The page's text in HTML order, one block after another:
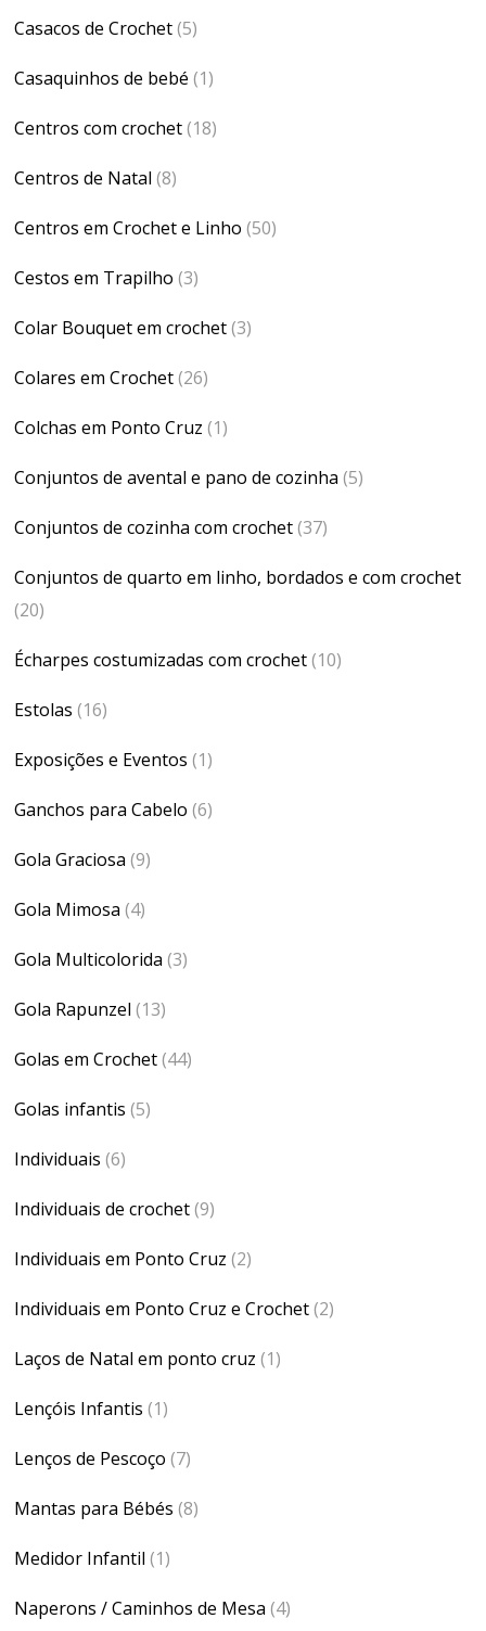
Casacos de Crochet(5)
Casaquinhos de bebé (1)
Centros com crochet(18)
Centros de Natal (8)
Centros em Crochet e Linho (50)
Cestos em Trapilho (3)
Colar Bouquet em crochet(3)
Colares em Crochet(26)
Colchas em Ponto Cruz (1)
Conjuntos de avental e pano de cozinha (5)
Conjuntos de cozinha com crochet(37)
Conjuntos de quarto em linho, bordados e com crochet
(20)
Écharpes costumizadas com crochet(10)
Estolas (16)
Exposições e Eventos (1)
Ganchos para Cabelo (6)
Gola Graciosa (9)
Gola Mimosa (4)
Gola Multicolorida (3)
Gola Rapunzel (13)
Golas em Crochet(44)
Golas infantis (5)
Individuais (6)
Individuais de crochet(9)
Individuais em Ponto Cruz (2)
Individuais em Ponto Cruz e Crochet(2)
Laços de Natal em ponto cruz (1)
Lençóis Infantis (1)
Lenços de Pescoço (7)
Mantas para Bébés (8)
Medidor Infantil (1)
Naperons / Caminhos de Mesa (4)